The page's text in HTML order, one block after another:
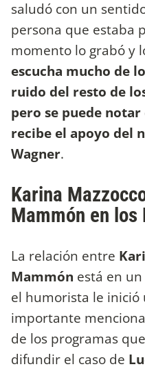
saludó con un
persona que estaba
momento lo grabó y
escucha mucho de
ruido del resto de
pero se puede
recibe el apoyo del
Wagner.
Karina
Mammón en
La relación entre
Mammón está en
el humorista le inició
importante
de los programas
difundir el caso de